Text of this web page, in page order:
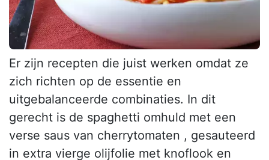
Er zijn recepten die juist werken omdat ze
zich richten op de essentie en
uitgebalanceerde combinaties. In dit
gerecht is de spaghetti omhuld met een
verse saus van cherrytomaten , gesauteerd
in extra vierge olijfolie met knoflook en